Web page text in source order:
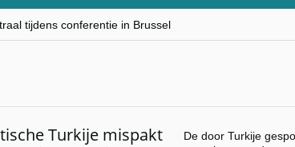
tijdens conferentie in Brussel
begrijpt”, Jinnih Beels (Vooruit)
Europa
voor kosher travel en simchas wereldwijd
Turkije mispakt
De door Turkije